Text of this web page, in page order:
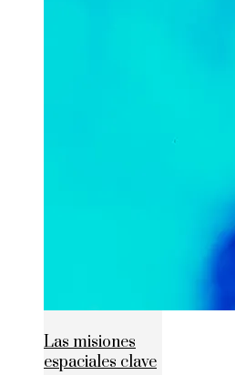
Las misiones
espaciales clave